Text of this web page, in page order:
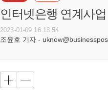
인터넷은행 연계사
2023-01-09 16:13:54
조윤호 기자 -